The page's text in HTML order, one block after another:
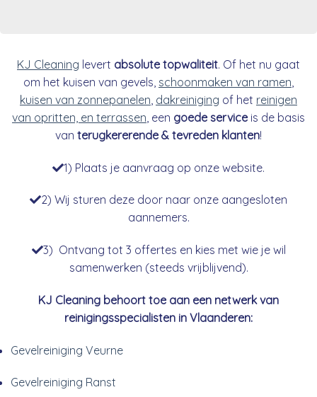
KJ Cleaning levert absolute topwaliteit. Of het nu gaat
om het kuisen van gevels, schoonmaken van ramen
kuisen van zonnepanelen dakreiniging of het reinigen
van opritten, en terrassen , een goede serviceis de basis
van terugkererende & tevreden klanten!
1) Plaats je aanvraag op onze website.
2) Wij sturen deze door naar onze aangesloten
aannemers.
3) Ontvang tot 3 offertes en kies met wie je wil
samenwerken (steeds vrijblijvend).
KJ Cleaning behoort toe aan een netwerk van
reinigingsspecialisten in Vlaanderen:
Gevelreiniging Veurne
Gevelreiniging Ranst